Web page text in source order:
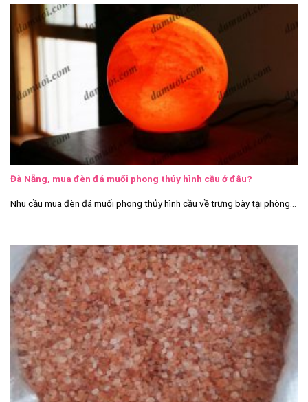
Đà Nẵng, mua đèn đá muối phong thủy hình cầu ở đâu?
Nhu cầu mua đèn đá muối phong thủy hình cầu về trưng bày tại phòng...